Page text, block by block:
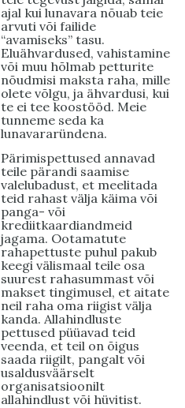
ajal kui lunavara nõuab teie
arvuti või failide
“avamiseks” tasu.
Eluähvardused, vahistamine
või muu hõlmab petturite
nõudmisi maksta raha, mille
olete võlgu, ja ähvardusi, kui
te ei tee koostööd. Meie
tunneme seda ka
lunavararündena.
Pärimispettused annavad
teile pärandi saamise
valelubadust, et meelitada
teid rahast välja käima või
panga- või
krediitkaardiandmeid
jagama. Ootamatute
rahapettuste puhul pakub
keegi välismaal teile osa
suurest rahasummast või
makset tingimusel, et aitate
neil raha oma riigist välja
kanda. Allahindluste
pettused püüavad teid
veenda, et teil on õigus
saada riigilt, pangalt või
usaldusväärselt
organisatsioonilt
allahindlust või hüvitist.